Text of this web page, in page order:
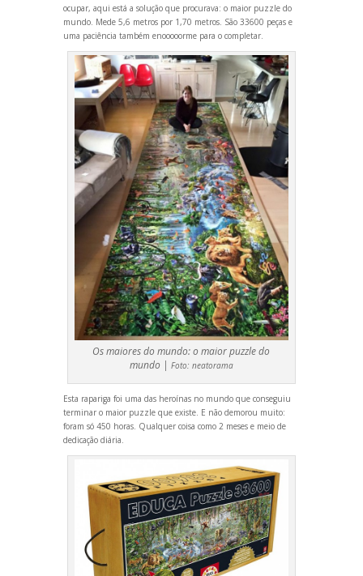
ocupar, aqui está a solução que procurava: o maior puzzle do
mundo. Mede 5,6 metros por 1,70 metros. São 33600 peças e
uma paciência também enooooorme para o completar.
Os maiores do mundo: o maior puzzle do
mundo | Foto: neatorama
Esta rapariga foi uma das heroínas no mundo que conseguiu
terminar o maior puzzle que existe. E não demorou muito:
foram só 450 horas. Qualquer coisa como 2 meses e meio de
dedicação diária.